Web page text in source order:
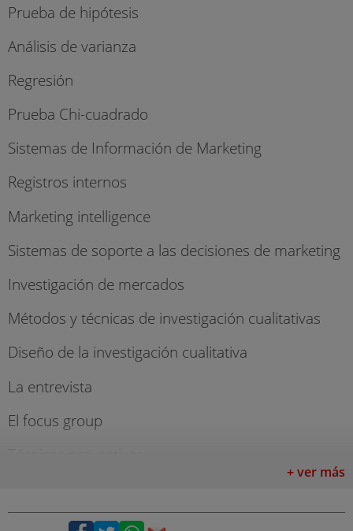
Prueba de hipótesis
Análisis de varianza
Regresión
Prueba Chi-cuadrado
Sistemas de Información de Marketing
Registros internos
Marketing intelligence
Sistemas de soporte a las decisiones de marketing
Investigación de mercados
Métodos y técnicas de investigación cualitativas
Diseño de la investigación cualitativa
La entrevista
El focus group
Métodos y técnicas de investigación cuantitativas
+ ver más